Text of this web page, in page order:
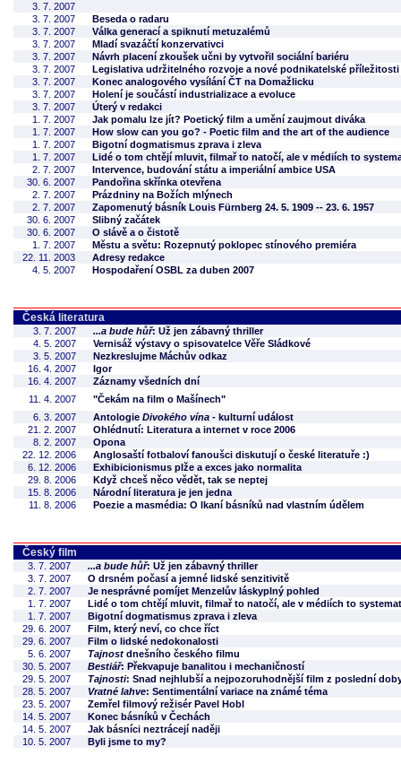
3. 7. 2007
3. 7. 2007
Beseda o radaru
3. 7. 2007
Válka generací a spiknutí metuzalémů
3. 7. 2007
Mladí svazáčtí konzervativci
3. 7. 2007
Návrh placení zkoušek učni by vytvořil sociální bariéru
3. 7. 2007
Legislativa udržitelného rozvoje a nové podnikatelské příležitosti
3. 7. 2007
Konec analogového vysílání ČT na Domažlicku
3. 7. 2007
Holení je součástí industrializace a evoluce
3. 7. 2007
Úterý v redakci
1. 7. 2007
Jak pomalu lze jít? Poetický film a umění zaujmout diváka
1. 7. 2007
How slow can you go? - Poetic film and the art of the audience
1. 7. 2007
Bigotní dogmatismus zprava i zleva
1. 7. 2007
Lidé o tom chtějí mluvit, filmař to natočí, ale v médiích to
2. 7. 2007
Intervence, budování státu a imperiální ambice USA
30. 6. 2007
Pandořina skřínka otevřena
2. 7. 2007
Prázdniny na Božích mlýnech
2. 7. 2007
Zapomenutý básník Louis Fürnberg 24. 5. 1909 -- 23. 6. 1957
30. 6. 2007
Slibný začátek
30. 6. 2007
O slávě a o čistotě
1. 7. 2007
Městu a světu: Rozepnutý poklopec stínového premiéra
22. 11. 2003
Adresy redakce
4. 5. 2007
Hospodaření OSBL za duben 2007
Česká literatura
3. 7. 2007 ...a bude hůř: Už jen zábavný thriller
4. 5. 2007
Vernisáž výstavy o spisovatelce Věře Sládkové
3. 5. 2007
Nezkreslujme Máchův odkaz
16. 4. 2007
Igor
16. 4. 2007
Záznamy všedních dní
11. 4. 2007
"Čekám na film o Mašínech"
6. 3. 2007
Antologie Divokého vína - kulturní událost
21. 2. 2007
Ohlédnutí: Literatura a internet v roce 2006
8. 2. 2007
Opona
22. 12. 2006
Anglosaští fotbaloví fanoušci diskutují o české literatuře :)
6. 12. 2006
Exhibicionismus plže a exces jako normalita
29. 8. 2006
Když chceš něco vědět, tak se neptej
15. 8. 2006
Národní literatura je jen jedna
11. 8. 2006
Poezie a masmédia: O lkaní básníků nad vlastním údělem
Český film
3. 7. 2007 ...a bude hůř: Už jen zábavný thriller
3. 7. 2007
O drsném počasí a jemné lidské senzitivitě
2. 7. 2007
Je nesprávné pomíjet Menzelův láskyplný pohled
1. 7. 2007
Lidé o tom chtějí mluvit, filmař to natočí, ale v médiích to
1. 7. 2007
Bigotní dogmatismus zprava i zleva
29. 6. 2007
Film, který neví, co chce říct
29. 6. 2007
Film o lidské nedokonalosti
5. 6. 2007
Tajnost dnešního českého filmu
30. 5. 2007
Bestiář: Překvapuje banalitou i mechaničností
29. 5. 2007
Tajnosti: Snad nejhlubší a nejpozoruhodnější film z poslední
28. 5. 2007
Vratné lahve: Sentimentální variace na známé téma
23. 5. 2007
Zemřel filmový režisér Pavel Hobl
14. 5. 2007
Konec básníků v Čechách
14. 5. 2007
Jak básníci neztrácejí naději
10. 5. 2007
Byli jsme to my?